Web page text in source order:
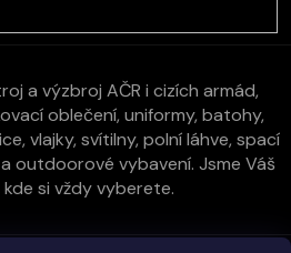
a výzbroj AČR i cizích armád,
oblečení, uniformy, batohy,
vlajky, svítilny, polní láhve, spací
outdoorové vybavení. Jsme Váš
si vždy vyberete.